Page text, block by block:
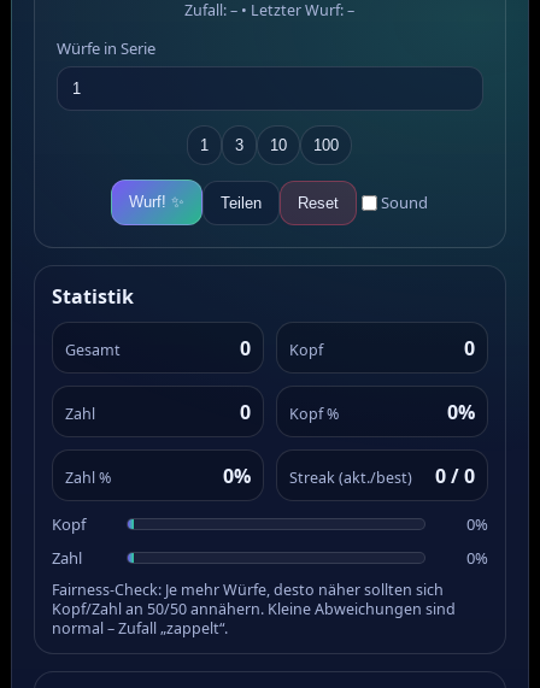
Zufall: – • Letzter Wurf: –
Würfe in Serie
1 3 10 100
Wurf! ✨ Teilen Reset Sound
Statistik
Gesamt 0 Kopf 0
Zahl 0 Kopf % 0%
Zahl % 0% Streak (akt./best) 0 / 0
Kopf
0%
Zahl
0%
Fairness‑Check: Je mehr Würfe, desto näher sollten sich
Kopf/Zahl an 50/50 annähern. Kleine Abweichungen sind
normal – Zufall „zappelt“.